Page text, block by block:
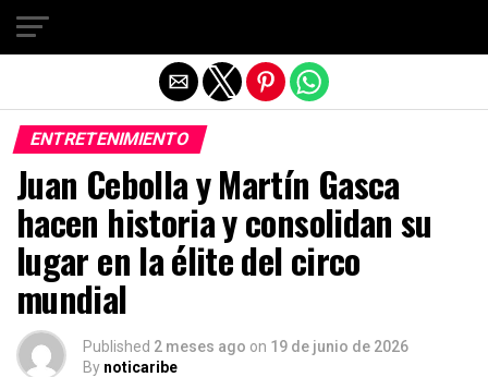
ENTRETENIMIENTO
Juan Cebolla y Martín Gasca
hacen historia y consolidan su
lugar en la élite del circo
mundial
Published 2 meses ago on 19 de junio de 2026
By noticaribe